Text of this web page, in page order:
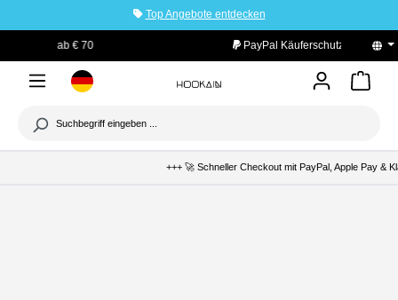
Top Angebote entdecken
PayPal Käuferschutz
+++ 🚀 Schneller Checkout mit PayPal, Apple Pay &